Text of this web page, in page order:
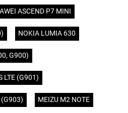
ASCEND P7 MINI
NOKIA LUMIA 630
G900)
LTE (G901)
(G903) MEIZU M2 NOTE